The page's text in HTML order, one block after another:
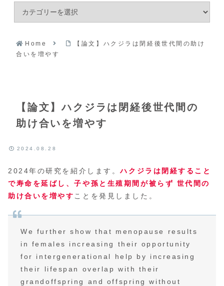
Home
【論文】ハクジラは閉経後世代間の助け
合いを増やす
【論文】ハクジラは閉経後世代間の
助け合いを増やす
2024.08.28
2024年の研究を紹介します。ハクジラは閉経すること
で寿命を延ばし、子や孫と生殖期間 が被らず 世代間の
助け合いを増やすことを発見しました。
We further show that menopause results
in females increasing their opportunity
for intergenerational help by increasing
their lifespan overlap with their
grandoffspring and offspring without